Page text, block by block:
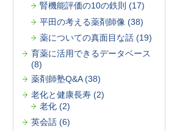
腎機能評価の10の鉄則 (17)
平田の考える薬剤師像 (38)
薬についての真面目な話 (19)
育薬に活用できるデータベース
(8)
薬剤師塾Q&A (38)
老化と健康長寿 (2)
老化 (2)
英会話 (6)